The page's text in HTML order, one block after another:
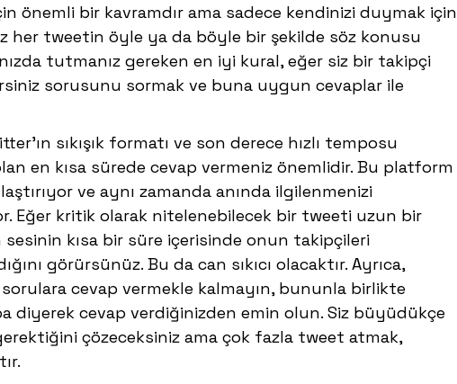
önemli bir kavramdır ama sadece kendinizi duymak için
her tweetin öyle ya da böyle bir şekilde söz konusu
tutmanız gereken en iyi kural, eğer siz bir takipçi
sorusunu sormak ve buna uygun cevaplar ile
sıkışık formatı ve son derece hızlı temposu
en kısa sürede cevap vermeniz önemlidir. Bu platform
ve aynı zamanda anında ilgilenmenizi
Eğer kritik olarak nitelenebilecek bir tweeti uzun bir
kısa bir süre içerisinde onun takipçileri
görürsünüz. Bu da can sıkıcı olacaktır. Ayrıca,
cevap vermekle kalmayın, bununla birlikte
diyerek cevap verdiğinizden emin olun. Siz büyüdükçe
çözeceksiniz ama çok fazla tweet atmak,